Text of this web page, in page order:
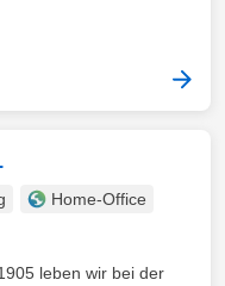
Home-Office
leben wir bei der